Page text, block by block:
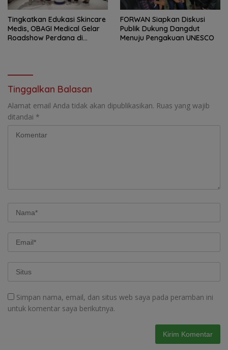
Tingkatkan Edukasi Skincare
Medis, OBAGI Medical Gelar
Roadshow Perdana di
FORWAN Siapkan Diskusi
Publik Dukung Dangdut
Menuju Pengakuan UNESCO
Tinggalkan Balasan
Alamat email Anda tidak akan dipublikasikan. Ruas yang wajib
ditandai *
Simpan nama, email, dan situs web saya pada peramban ini
untuk komentar saya berikutnya.